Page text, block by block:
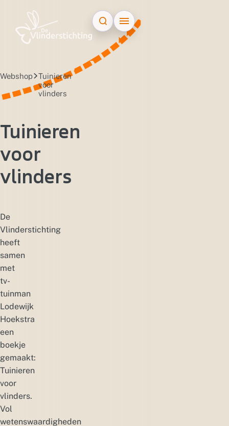
Webshop
Tuinieren
voor
vlinders
Tuinieren
voor
vlinders
De
Vlinderstichting
heeft
samen
met
tv-
tuinman
Lodewijk
Hoekstra
een
boekje
gemaakt:
Tuinieren
voor
vlinders.
Vol
wetenswaardigheden